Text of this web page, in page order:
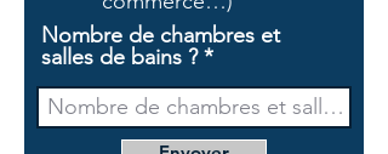
Nombre de chambres et
salles de bains ?